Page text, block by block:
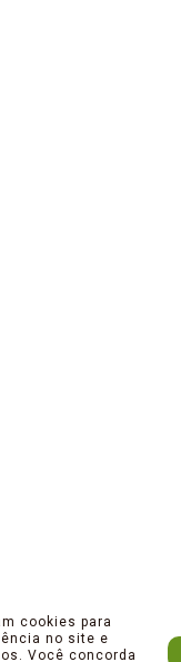
cookies para
no site e
Você concorda